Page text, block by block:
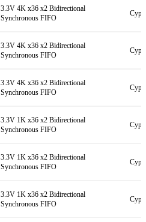
3.3V 4K x36 x2 Bidirectional
Synchronous FIFO
3.3V 4K x36 x2 Bidirectional
Synchronous FIFO
3.3V 4K x36 x2 Bidirectional
Synchronous FIFO
3.3V 1K x36 x2 Bidirectional
Synchronous FIFO
3.3V 1K x36 x2 Bidirectional
Synchronous FIFO
3.3V 1K x36 x2 Bidirectional
Synchronous FIFO